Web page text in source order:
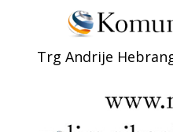
Trg Andrije